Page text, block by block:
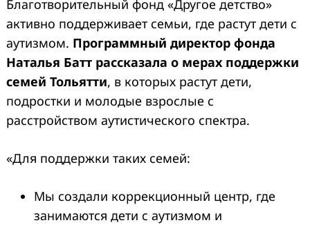
Благотворительный фонд «Другое детство»
активно поддерживает семьи, где растут дети с
аутизмом. Программный директор фонда
Наталья Батт рассказала о мерах поддержки
семей Тольятти, в которых растут дети,
подростки и молодые взрослые с
расстройством аутистического спектра.
«Для поддержки таких семей:
Мы создали коррекционный центр, где
занимаются дети с аутизмом и
for: